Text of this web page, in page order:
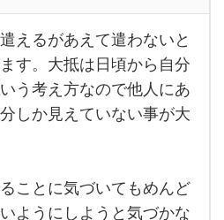
えるがあえて遣わないと
す。大抵は日頃から自分
う考え方なので他人にあ
しか見えていない事が大
ことに気づいてもめんど
ようにしようと気づかな